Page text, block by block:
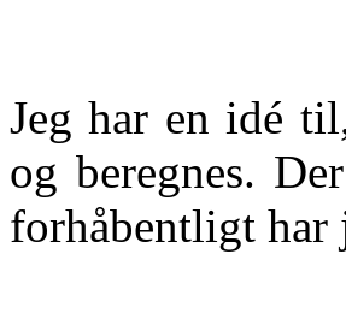
Jeg har en idé
og beregnes.
forhåbentligt